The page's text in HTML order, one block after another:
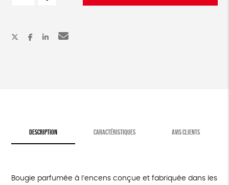
DESCRIPTION CARACTÉRISTIQUES AVIS CLIENTS
Bougie parfumée à l’encens conçue et fabriquée dans les